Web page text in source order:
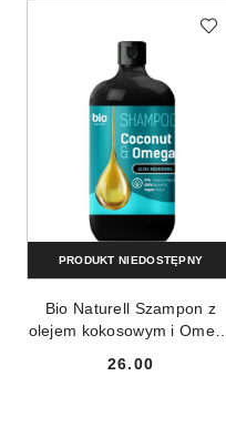
Bio Naturell Szampon z
olejem kokosowym i Omega
włosów 946ml
Cena:
26.00
PRODUKT NIEDOSTĘPNY